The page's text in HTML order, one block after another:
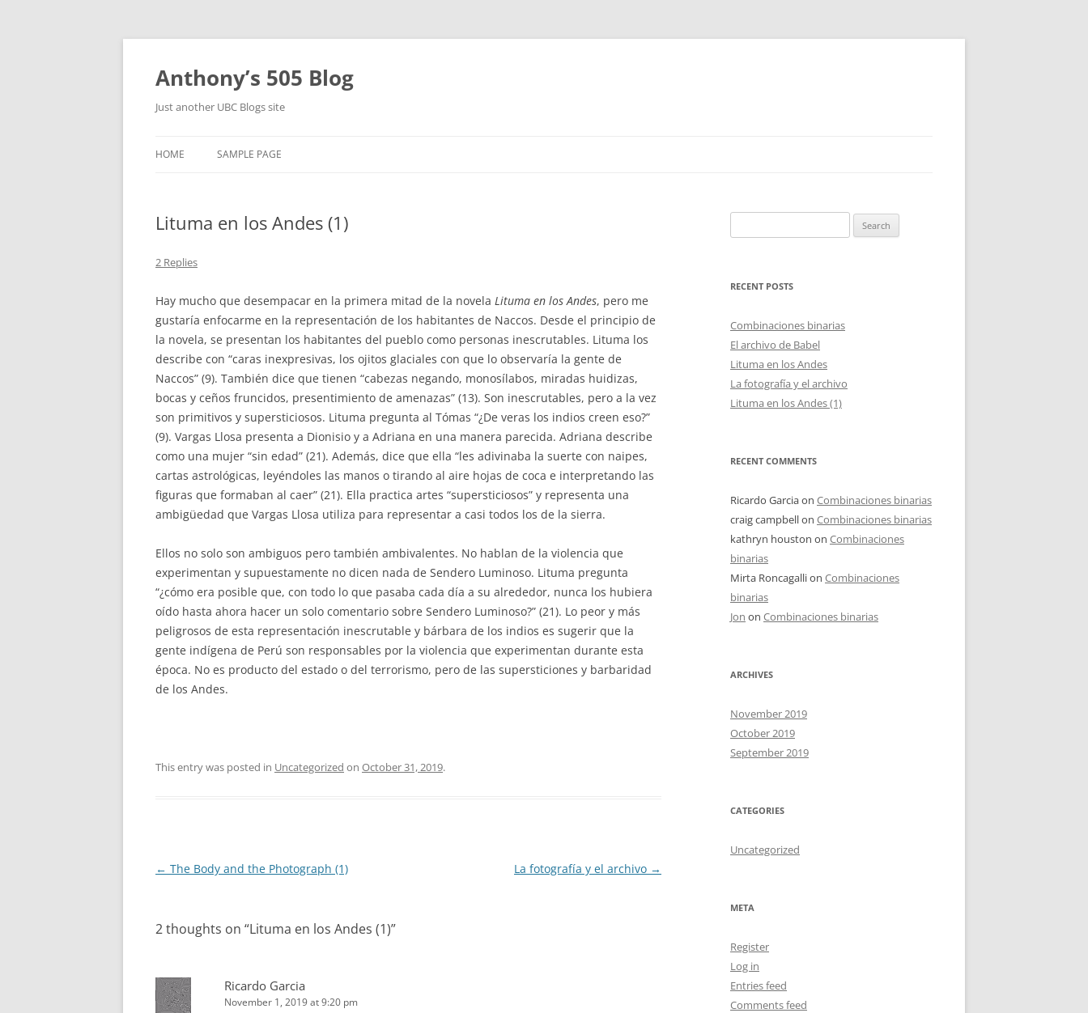
Skip
content
Anthony’s 505 Blog
Just another UBC Blogs site
HOME SAMPLE PAGE
Lituma en los Andes (1)
2 Replies
Hay mucho que desempacar en la primera mitad de la novela Lituma en los Andes, pero me
gustaría enfocarme en la representación de los habitantes de Naccos. Desde el principio de
la novela, se presentan los habitantes del pueblo como personas inescrutables. Lituma los
describe con “caras inexpresivas, los ojitos glaciales con que lo observaría la gente de
Naccos” (9). También dice que tienen “cabezas negando, monosílabos, miradas huidizas,
bocas y ceños fruncidos, presentimiento de amenazas” (13). Son inescrutables, pero a la vez
son primitivos y supersticiosos. Lituma pregunta al Tómas “¿De veras los indios creen eso?”
(9). Vargas Llosa presenta a Dionisio y a Adriana en una manera parecida. Adriana describe
como una mujer “sin edad” (21). Además, dice que ella “les adivinaba la suerte con naipes,
cartas astrológicas, leyéndoles las manos o tirando al aire hojas de coca e interpretando las
figuras que formaban al caer” (21). Ella practica artes “supersticiosos” y representa una
ambigüedad que Vargas Llosa utiliza para representar a casi todos los de la sierra.
Ellos no solo son ambiguos pero también ambivalentes. No hablan de la violencia que
experimentan y supuestamente no dicen nada de Sendero Luminoso. Lituma pregunta
“¿cómo era posible que, con todo lo que pasaba cada día a su alrededor, nunca los hubiera
oído hasta ahora hacer un solo comentario sobre Sendero Luminoso?” (21). Lo peor y más
peligrosos de esta representación inescrutable y bárbara de los indios es sugerir que la
gente indígena de Perú son responsables por la violencia que experimentan durante esta
época. No es producto del estado o del terrorismo, pero de las supersticiones y barbaridad
de los Andes.
This entry was posted in Uncategorized on October 31, 2019.
Post
← The Body and the Photograph (1) La fotografía y el archivo →
2 thoughts on “Lituma en los Andes (1)”
Ricardo Garcia
November 1, 2019 at 9:20 pm
for:
RECENT POSTS
Combinaciones binarias
El archivo de Babel
Lituma en los Andes
La fotografía y el archivo
Lituma en los Andes (1)
RECENT COMMENTS
Ricardo Garciaon Combinaciones binarias
craig campbellon Combinaciones binarias
kathryn houston on Combinaciones
binarias
Mirta Roncagallion Combinaciones
binarias
Jon on Combinaciones binarias
ARCHIVES
November 2019
October 2019
September 2019
CATEGORIES
Uncategorized
META
Register
Log in
Entries feed
Comments feed